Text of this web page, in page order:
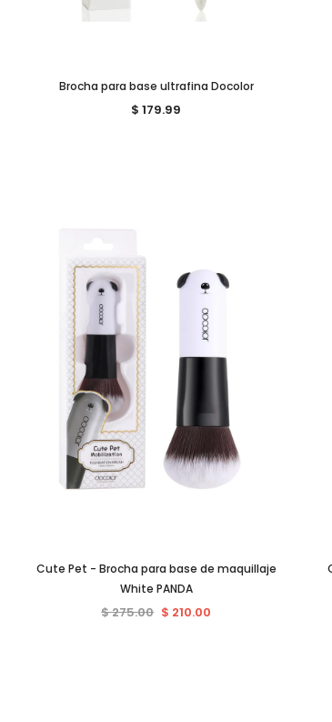
Brocha para base ultrafina Docolor
$ 179.99
Cute Pet - Brocha para base de maquillaje
White PANDA
$ 275.00 $ 210.00